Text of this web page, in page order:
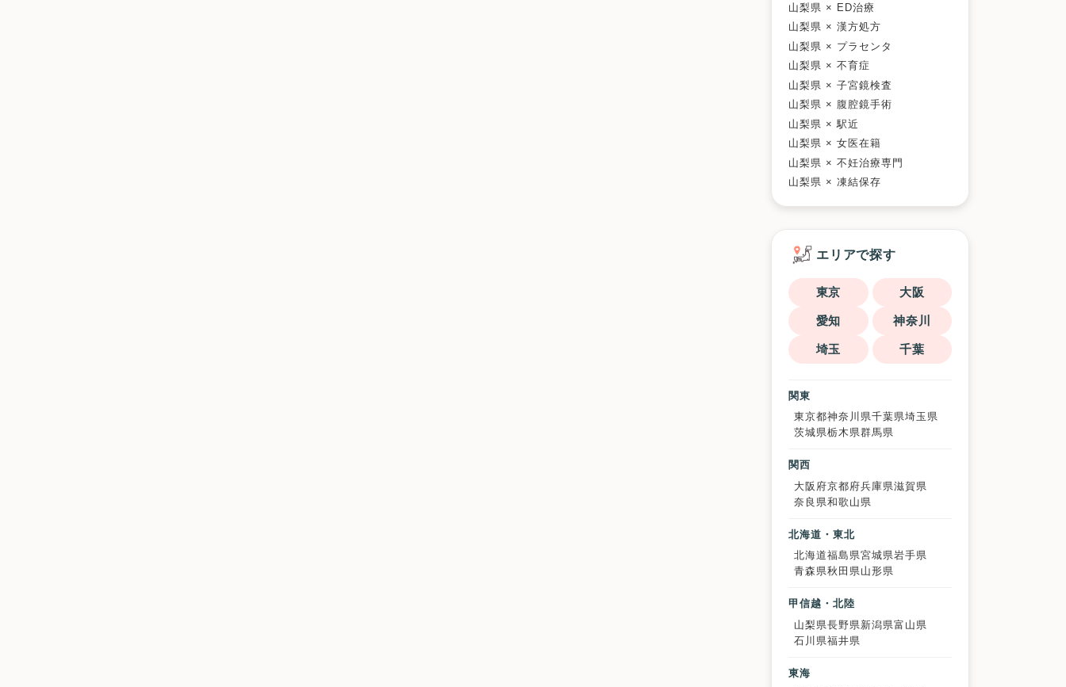
山梨県 × ED治療
山梨県 × 漢方処方
山梨県 × プラセンタ
山梨県 × 不育症
山梨県 × 子宮鏡検査
山梨県 × 腹腔鏡手術
山梨県 × 駅近
山梨県 × 女医在籍
山梨県 × 不妊治療専門
山梨県 × 凍結保存
エリアで探す
東京 大阪
愛知 神奈川
埼玉 千葉
関東
東京都神奈川県千葉県埼玉県
茨城県栃木県群馬県
関西
大阪府京都府兵庫県滋賀県
奈良県和歌山県
北海道・東北
北海道福島県宮城県岩手県
青森県秋田県山形県
甲信越・北陸
山梨県長野県 新潟県富山県
石川県福井県
東海